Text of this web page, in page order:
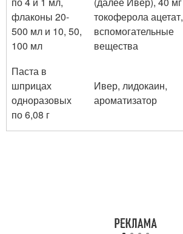
флаконы 20-
500 мл и 10, 50,
100 мл
токоферола ацетат,
вспомогательные
вещества
Паста в
шприцах
одноразовых
по 6,08 г
Ивер, лидокаин,
ароматизатор